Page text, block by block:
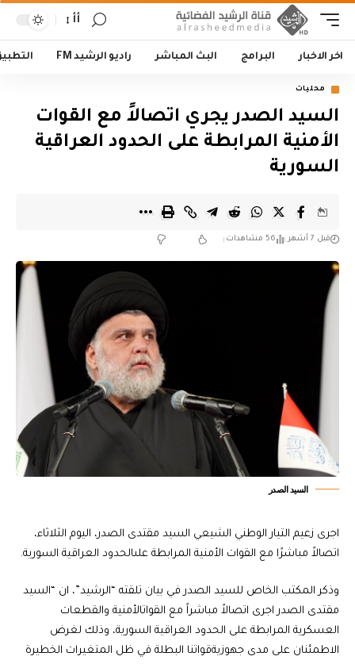
أأ
اخر الاخبار البرامج البث المباشر راديو الرشيد FM
محليات
السيد الصدر يجري اتصالاً مع القوات
الأمنية المرابطة على الحدود العراقية
السورية
قبل 7 أشهر 56 مشاهدات
السيد الصدر
اجرى زعيم التيار الوطني الشيعي السيد مقتدى الصدر، اليوم الثلاثاء،
اتصالاً مباشرًا مع القوات الأمنية المرابطة علىالحدود العراقية السورية.
وذكر المكتب الخاص للسيد الصدر في بيان تلقته “الرشيد”، ان “السيد
مقتدى الصدر اجرى اتصالاً مباشراً مع القواتالأمنية والقطعات
العسكرية المرابطة على الحدود العراقية السورية، وذلك لغرض
الاطمئنان على مدى جهوزيةقواتنا البطلة في ظل المتغيرات الخطيرة